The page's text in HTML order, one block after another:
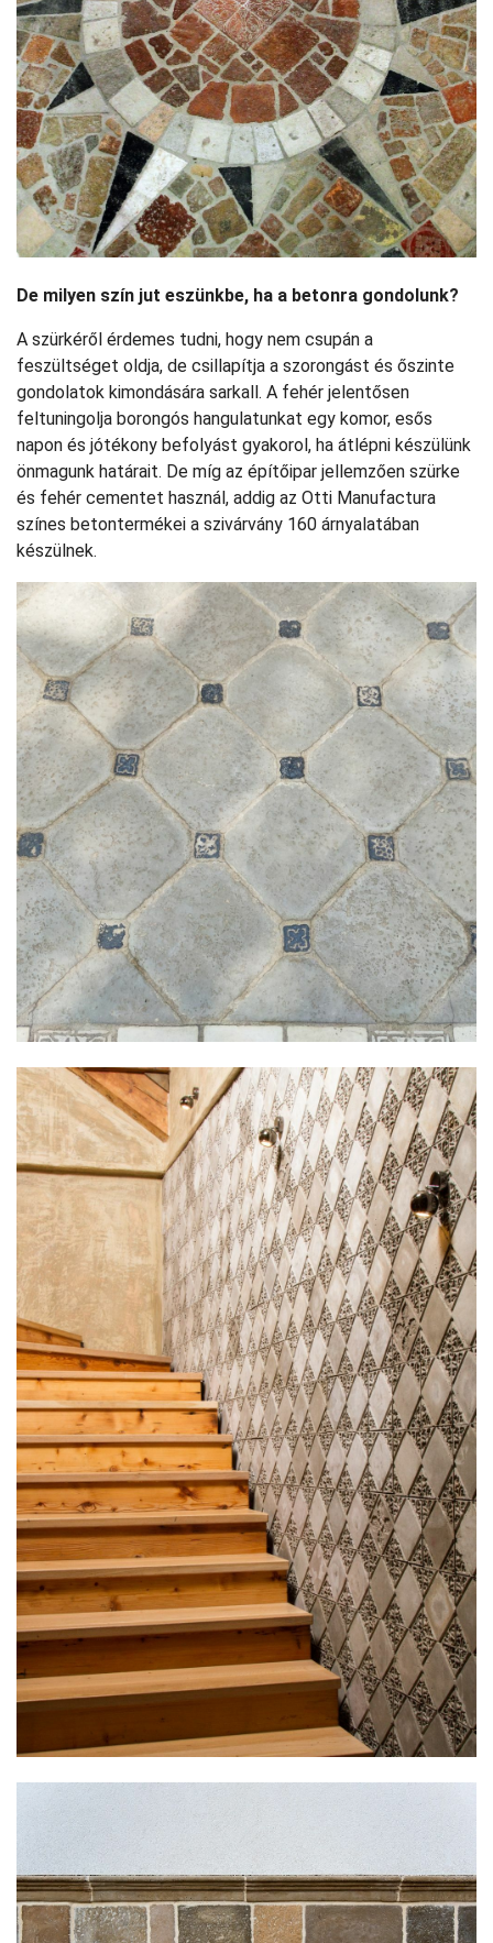
De milyen szín jut eszünkbe, ha a betonra gondolunk?
A szürkéről érdemes tudni, hogy nem csupán a
feszültséget oldja, de csillapítja a szorongást és őszinte
gondolatok kimondására sarkall. A fehér jelentősen
feltuningolja borongós hangulatunkat egy komor, esős
napon és jótékony befolyást gyakorol, ha átlépni készülünk
önmagunk határait. De míg az építőipar jellemzően szürke
és fehér cementet használ, addig az Otti Manufactura
színes betontermékei a szivárvány 160 árnyalatában
készülnek.